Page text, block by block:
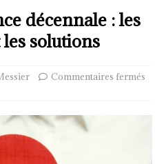
décennale : les
solutions
Commentaires fermés